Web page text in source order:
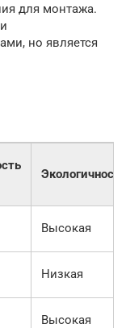
для монтажа.
но является
Экологичность
Высокая
Низкая
Высокая